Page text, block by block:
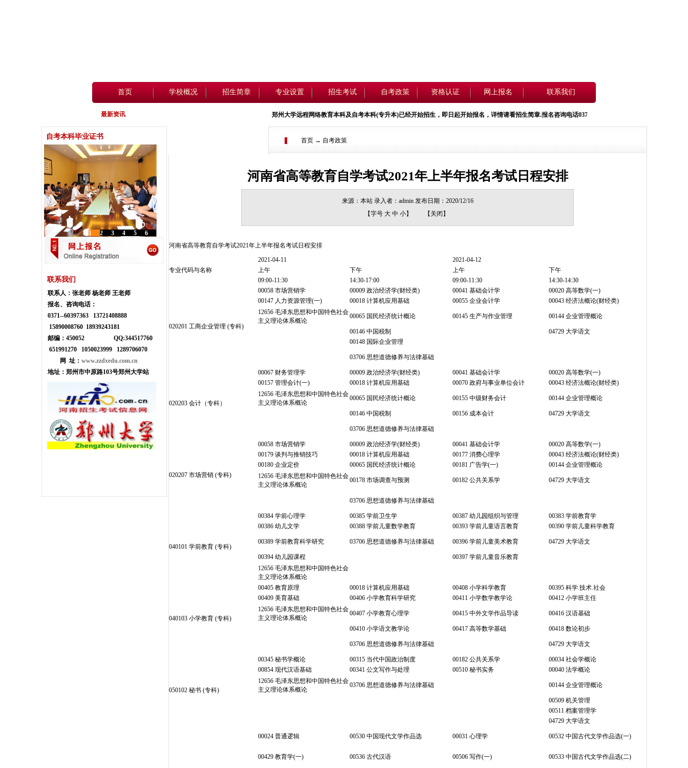
首页 学校概况 招生简章 专业设置 招生考试 自考政策 资格认证 网上报名 联系我们
最新资讯 郑州大学远程网络教育本科及自考本科(专升本)已经开始招生，即日起开始报名，详情请看招生简章.报名咨询电话0371-60397363 13721408888 15890008760
自考本科毕业证书
6
5
4
3
2
1
联系我们
联系人： 张老师 杨老师 王老师
报名、咨询电话：
0371--60397363 13721408888
15890008760 18939243181
邮编：450052 QQ:344517760
651991270 1050023999
1289706070
网 址： www.zzdxedu.com.cn
地址： 郑州市中原路103号郑州大学站
首页 → 自考政策
河南省高等教育自学考试2021年上半年报名考试日程安排
来源：本站 录入者：admin 发布日期：2020/12/16
【字号 大 中 小】 【 关闭 】
河南省高等教育自学考试2021年上半年报名考试日程安排
专业代码与名称
2021-04-11
2021-04-12
上午
下午 上午
下午
09:00-11:30
14:30-17:00 09:00-11:30 14:30-14:30
020201 工商企业管理 (专科)
00058 市场营销学 00009 政治经济学(财经类) 00041 基础会计学
00020 高等数学(一)
00147 人力资源管理(一)
00018 计算机应用基础 00055 企业会计学
00043 经济法概论(财经类)
12656 毛泽东思想和中国特色社会
主义理论体系概论
00065 国民经济统计概论 00145 生产与作业管理 00144 企业管理概论
00146 中国税制
04729 大学语文
00148 国际企业管理
03706 思想道德修养与法律基础
020203 会计（专科）
00067 财务管理学 00009 政治经济学(财经类) 00041 基础会计学
00020 高等数学(一)
00157 管理会计(一)
00018 计算机应用基础 00070 政府与事业单位会计
00043 经济法概论(财经类)
12656 毛泽东思想和中国特色社会
主义理论体系概论
00065 国民经济统计概论 00155 中级财务会计 00144 企业管理概论
00146 中国税制 00156 成本会计 04729 大学语文
03706 思想道德修养与法律基础
020207 市场营销 (专科)
00058 市场营销学 00009 政治经济学(财经类) 00041 基础会计学
00020 高等数学(一)
00179 谈判与推销技巧
00018 计算机应用基础 00177 消费心理学
00043 经济法概论(财经类)
00180 企业定价
00065 国民经济统计概论 00181 广告学(一)
00144 企业管理概论
12656 毛泽东思想和中国特色社会
主义理论体系概论
00178 市场调查与预测 00182 公共关系学 04729 大学语文
03706 思想道德修养与法律基础
040101 学前教育 (专科)
00384 学前心理学 00385 学前卫生学 00387 幼儿园组织与管理
00383 学前教育学
00386 幼儿文学
00388 学前儿童数学教育 00393 学前儿童语言教育 00390 学前儿童科学教育
00389 学前教育科学研究 03706 思想道德修养与法律基础 00396 学前儿童美术教育 04729 大学语文
00394 幼儿园课程
00397 学前儿童音乐教育
12656 毛泽东思想和中国特色社会
主义理论体系概论
040103 小学教育 (专科)
00405 教育原理 00018 计算机应用基础 00408 小学科学教育
00395 科学.技术.社会
00409 美育基础
00406 小学教育科学研究 00411 小学数学教学论
00412 小学班主任
12656 毛泽东思想和中国特色社会
主义理论体系概论
00407 小学教育心理学 00415 中外文学作品导读 00416 汉语基础
00410 小学语文教学论 00417 高等数学基础 00418 数论初步
03706 思想道德修养与法律基础 04729 大学语文
050102 秘书 (专科)
00345 秘书学概论 00315 当代中国政治制度 00182 公共关系学
00034 社会学概论
00854 现代汉语基础
00341 公文写作与处理 00510 秘书实务
00040 法学概论
12656 毛泽东思想和中国特色社会
主义理论体系概论
03706 思想道德修养与法律基础 00144 企业管理概论
00509 机关管理
00511 档案管理学
04729 大学语文
00024 普通逻辑 00530 中国现代文学作品选 00031 心理学 00532 中国古代文学作品选(一)
00429 教育学(一) 00536 古代汉语 00506 写作(一) 00533 中国古代文学作品选(二)